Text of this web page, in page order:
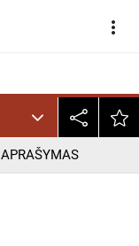
more_vert
APRAŠYMAS